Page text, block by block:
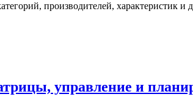
производителей, характеристик и
управление и